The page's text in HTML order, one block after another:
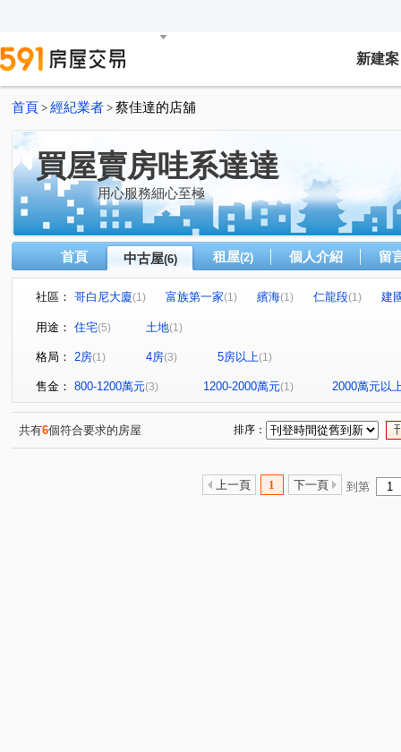
新建案
首頁 > 經紀業者 > 蔡佳達的店舖
買屋賣房哇系達達
用心服務細心至極
首頁 中古屋(6) 租屋(2) 個人介紹 留
社區： 哥白尼大廈(1) 富族第一家(1) 繽海(1) 仁龍段(1)
建
三多二路
瑞中街
用途： 住宅(5) 土地(1)
格局： 2房(1) 4房(3) 5房以上(1)
售金： 800-1200萬元(3) 1200-2000萬元(1) 2000萬元以
共有6個符合要求的房屋 排序：
上一頁 1 下一頁 到第